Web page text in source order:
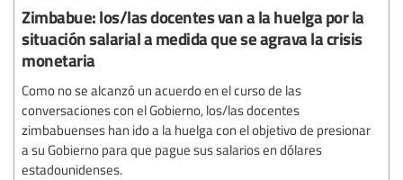
Zimbabue: los/las docentes van a la huelga por la
situación salarial a medida que se agrava la crisis
monetaria
Como no se alcanzó un acuerdo en el curso de las
conversaciones con el Gobierno, los/las docentes
zimbabuenses han ido a la huelga con el objetivo de presionar
a su Gobierno para que pague sus salarios en dólares
estadounidenses.